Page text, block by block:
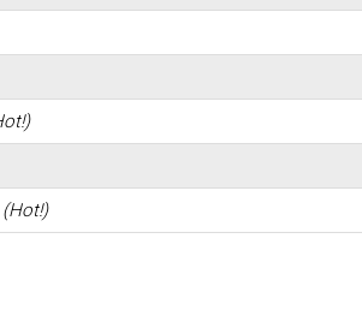
(Hot!)